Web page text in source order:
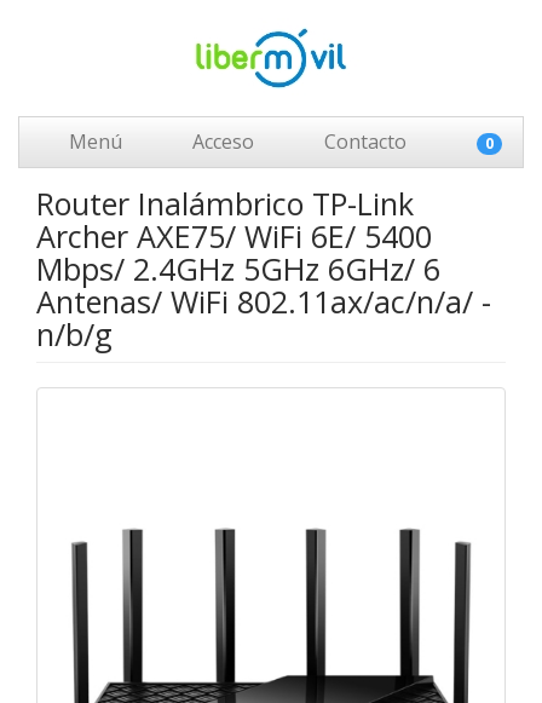
Menú Acceso Contacto 0
Router Inalámbrico TP-Link
Archer AXE75/ WiFi 6E/ 5400
Mbps/ 2.4GHz 5GHz 6GHz/ 6
Antenas/ WiFi 802.11ax/ac/n/a/ -
n/b/g